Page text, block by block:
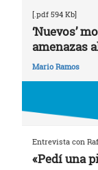
[.pdf 594 Kb]
‘Nuevos’
amenazas
Mario Ramos
Entrevista con
«Pedí una